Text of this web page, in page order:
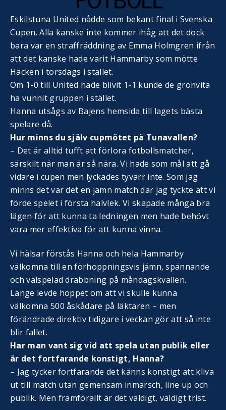
Eskilstuna United nådde som bekant final i Svenska
Cupen. Alla kanske inte kommer ihåg att det dock
bara var en straffräddning av Emma Holmgren ifrån
att det kanske hade varit Hammarby som mötte
Häcken i torsdags i stället.
Om 1-0 till United hade blivit 1-1 kunde de grönvita
ha vunnit gruppen i stället.
Hanna utsågs av Bajens hemsida till lagets bästa
spelare då.
Hur minns du själv cupmötet på Tunavallen?
– Det är alltid tufft att förlora fotbollsmatcher,
särskilt när man är så nära. Vi hade som mål att gå
vidare i cupen men lyckades tyvärr inte. Som jag
minns det var det en jämn match där jag tyckte att vi
förde spelet i första halvlek. Vi skapade många bra
lägen för att kunna ta ledningen men hade behövt
vara mer effektiva för att kunna vinna.
Vi hälsar förstås Hanna och hela Hammarby
välkomna till en förhoppningsvis jämn, spännande
och välspelad drabbning på måndagskvällen.
Länge levde hoppet om att vi skulle kunna
välkomna 500 åskådare på läktaren – men
förändrade direktiv tidigare i veckan gör att så inte
blir fallet.
Har man vant sig vid att spela utan publik eller
är det fortfarande konstigt, Hanna?
– Jag tycker fortfarande det känns konstigt att kliva
ut till match utan gemensam inmarsch, line up och
publik. Men framförallt är det väldigt, väldigt trist.